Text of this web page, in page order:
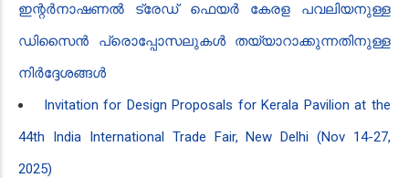
ഇന്റർനാഷണൽ ട്രേഡ് ഫെയർ കേരള പവലിയനുള്ള
ഡിസൈൻ പ്രൊപ്പോസലുകൾ തയ്യാറാക്കുന്നതിനുള്ള
നിർദ്ദേശങ്ങൾ
Invitation for Design Proposals for Kerala Pavilion at the
44th India International Trade Fair, New Delhi (Nov 14-27,
2025)